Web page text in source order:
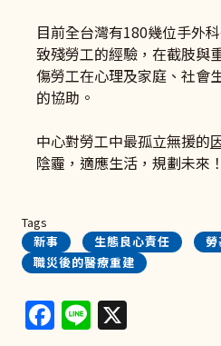
目前全台灣有180幾位手外
致殘勞工的經驗，在截肢與
傷勞工在心理及家庭、社會
的協助。
中心對勞工中最孤立無援的
陰霾，適應生活，規劃未來！
Tags
新事
生態良心責任
勞
職災後的醫療重建
Facebook
Line